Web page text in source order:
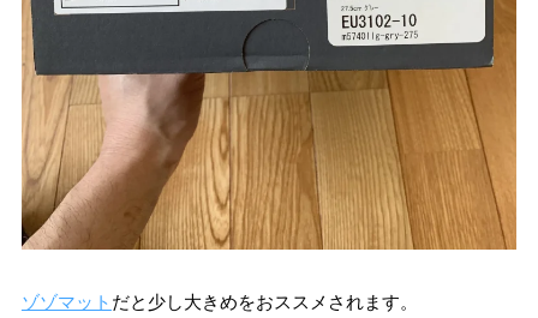
ゾゾマット だと少し大きめをおススメされます。